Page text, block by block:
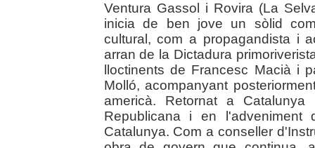
Ventura Gassol i Rovira (La
inicia de ben jove un sòlid
cultural, com a propagandista i
arran de la Dictadura
lloctinents de Francesc Macià i
Molló, acompanyant
americà. Retornat a
Republicana i en
Catalunya. Com a conseller